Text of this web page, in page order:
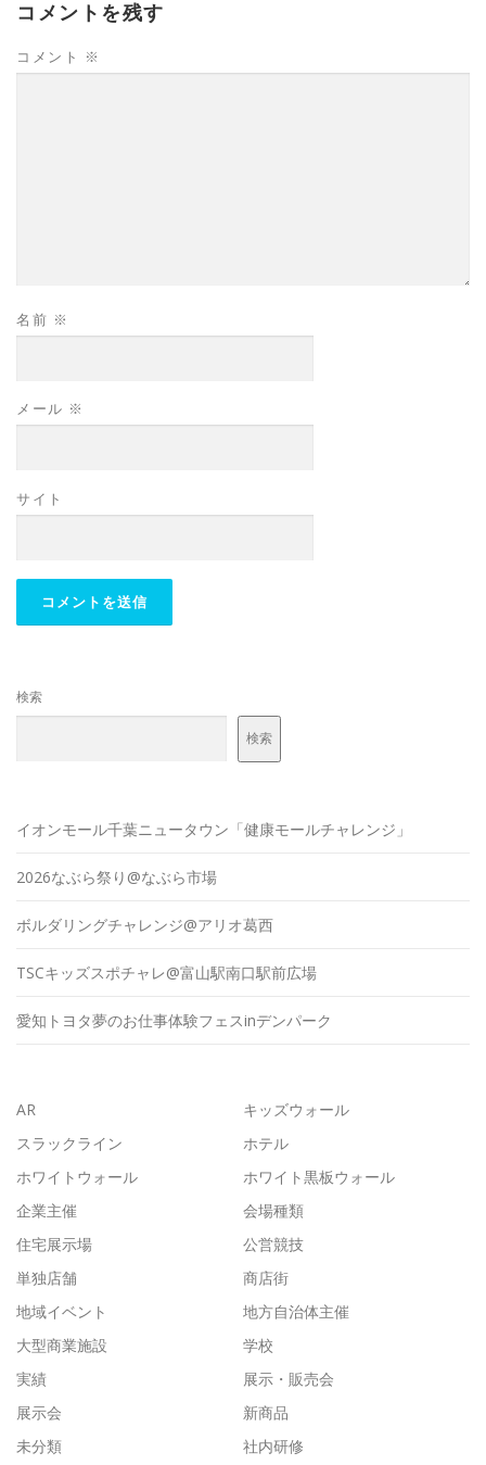
コメントを残す
コメント ※
名前 ※
メール ※
サイト
検索
検索
イオンモール千葉ニュータウン「健康モールチャレンジ」
2026なぶら祭り@なぶら市場
ボルダリングチャレンジ@アリオ葛西
TSCキッズスポチャレ@富山駅南口駅前広場
愛知トヨタ夢のお仕事体験フェスinデンパーク
AR
キッズウォール
スラックライン
ホテル
ホワイトウォール
ホワイト黒板ウォール
企業主催
会場種類
住宅展示場
公営競技
単独店舗
商店街
地域イベント
地方自治体主催
大型商業施設
学校
実績
展示・販売会
展示会
新商品
未分類
社内研修